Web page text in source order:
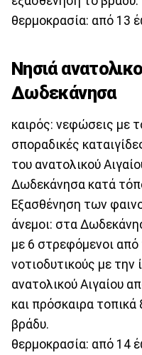
θερμοκρασία: από 13
Νησιά
Δωδεκάνησα
καιρός: νεφώσεις με
σποραδικές
του ανατολικού
Δωδεκάνησα κατά
Εξασθένηση των
άνεμοι: στα
με 6 στρεφόμενοι
νοτιοδυτικούς με την
ανατολικού Αιγαίου
και πρόσκαιρα
βράδυ.
θερμοκρασία: από 14